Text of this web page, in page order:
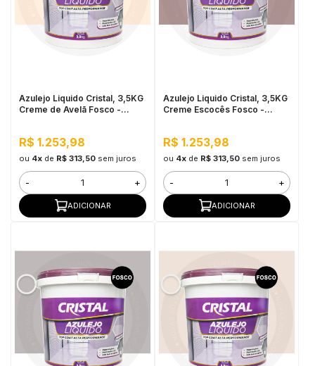
Stone
Azulejo Liquido Cristal, 3,5KG
Creme de Avelã Fosco -
R$ 1.253,98
ou 4xde R$ 313,50 sem juros
- +
ADICIONAR
Azulejo Liquido Cristal, 3,5KG
Creme Escocês Fosco -
R$ 1.253,98
ou 4xde R$ 313,50 sem juros
- +
ADICIONAR